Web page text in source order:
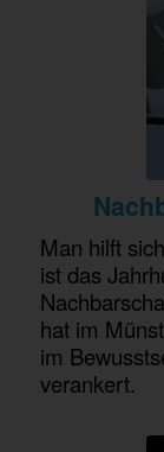
Man hilft
ist das
hat im
im
verankert.